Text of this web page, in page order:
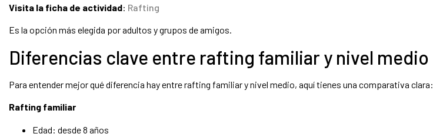
Visita la ficha de actividad: Rafting
Es la opción más elegida por adultos y grupos de amigos.
Diferencias clave entre rafting familiar y nivel medio
Para entender mejor qué diferencia hay entre rafting familiar y nivel medio, aquí tienes una comparativa clara:
Rafting familiar
Edad: desde 8 años